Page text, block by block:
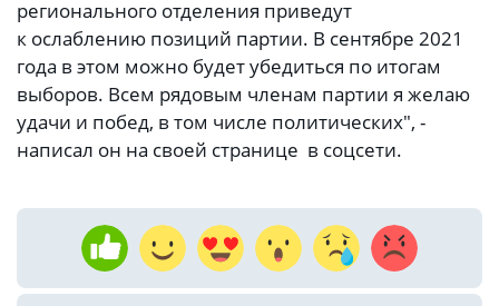
регионального отделения приведут
к ослаблению позиций партии. В сентябре 2021
года в этом можно будет убедиться по итогам
выборов. Всем рядовым членам партии я желаю
удачи и побед, в том числе политических", -
написал он на своей странице в соцсети.